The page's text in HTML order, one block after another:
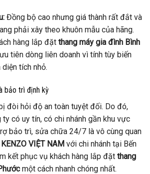
Đồng bộ cao nhưng giá thành rất đắt và
phải xây theo khuôn mẫu của hãng.
hàng lắp đặt thang máy gia đình Bình
tiên dòng liên doanh vì tính tùy biến
tích nhỏ.
bảo trì định kỳ
đòi hỏi độ an toàn tuyệt đối. Do đó,
có uy tín, có chi nhánh gần khu vực
bảo trì, sửa chữa 24/7 là vô cùng quan
VIỆT NAM với chi nhánh tại Bến
kết phục vụ khách hàng lắp đặt thang
một cách nhanh chóng nhất.